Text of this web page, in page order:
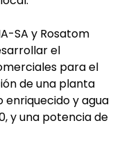
SA y Rosatom
el
para el
de una planta
y agua
y una potencia de